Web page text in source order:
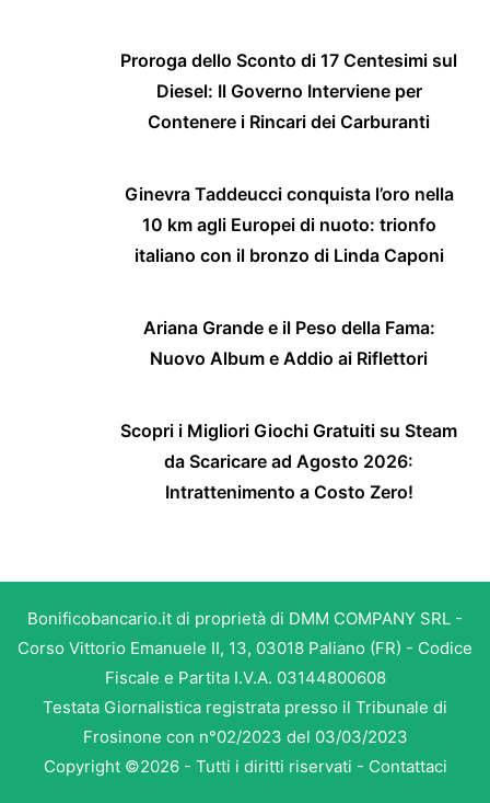
Proroga dello Sconto di 17 Centesimi sul
Diesel: Il Governo Interviene per
Contenere i Rincari dei Carburanti
Ginevra Taddeucci conquista l’oro nella
10 km agli Europei di nuoto: trionfo
italiano con il bronzo di Linda Caponi
Ariana Grande e il Peso della Fama:
Nuovo Album e Addio ai Riflettori
Scopri i Migliori Giochi Gratuiti su Steam
da Scaricare ad Agosto 2026:
Intrattenimento a Costo Zero!
Bonificobancario.it di proprietà di DMM COMPANY SRL -
Corso Vittorio Emanuele II, 13, 03018 Paliano (FR) - Codice
Fiscale e Partita I.V.A. 03144800608
Testata Giornalistica registrata presso il Tribunale di
Frosinone con n°02/2023 del 03/03/2023
Copyright ©2026 - Tutti i diritti riservati - Contattaci